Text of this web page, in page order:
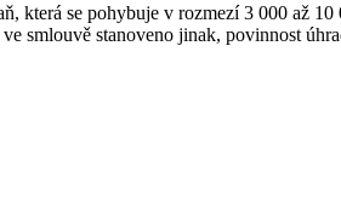
která se pohybuje v rozmezí 3 000 až
smlouvě stanoveno jinak, povinnost